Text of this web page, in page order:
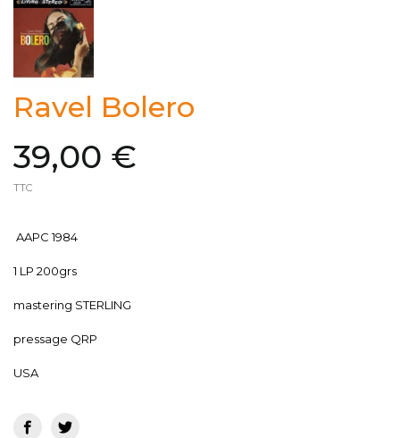
Ravel Bolero
39,00 €
TTC
AAPC 1984
1 LP 200grs
mastering STERLING
pressage QRP
USA